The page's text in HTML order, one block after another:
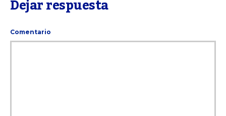
Dejar respuesta
Comentario